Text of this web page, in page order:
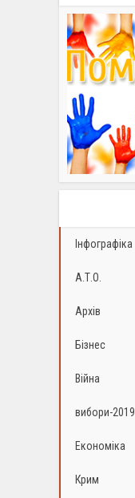
Інфографіка
А.Т.О.
Архів
Бізнес
Війна
вибори-2019
Економіка
Крим